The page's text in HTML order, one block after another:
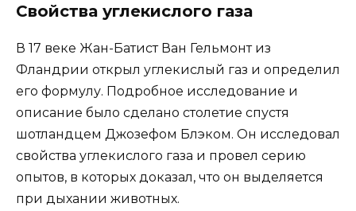
Свойства углекислого газа
В 17 веке Жан-Батист Ван Гельмонт из
Фландрии открыл углекислый газ и определил
его формулу. Подробное исследование и
описание было сделано столетие спустя
шотландцем Джозефом Блэком. Он исследовал
свойства углекислого газа и провел серию
опытов, в которых доказал, что он выделяется
при дыхании животных.